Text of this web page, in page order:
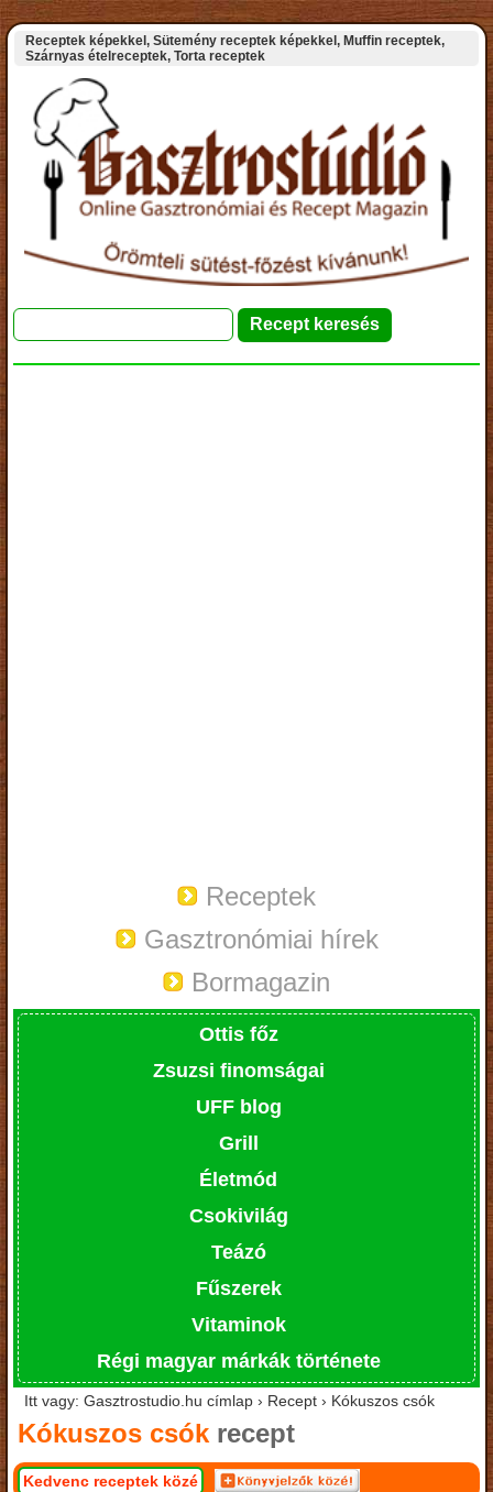
Receptek képekkel, Sütemény receptek képekkel, Muffin receptek,
Szárnyas ételreceptek, Torta receptek
Receptek
Gasztronómiai hírek
Bormagazin
Ottis főz
Zsuzsi finomságai
UFF blog
Grill
Életmód
Csokivilág
Teázó
Fűszerek
Vitaminok
Régi magyar márkák története
Itt vagy: Gasztrostudio.hu címlap › Recept › Kókuszos csók
Kókuszos csók recept
Kedvenc receptek közé